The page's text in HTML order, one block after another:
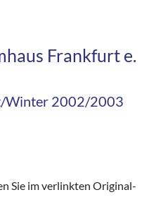
Frankfurt e.
Winter 2002/2003
Sie im verlinkten Original-